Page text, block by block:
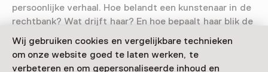
Wij gebruiken cookies en vergelijkbare technieken
om onze website goed te laten werken, te
verbeteren en om gepersonaliseerde inhoud en
persoonlijke verhaal. Hoe belandt een kunstenaar in de
rechtbank? Wat drijft haar? En hoe bepaalt haar blik de
manier waarop wij kijken naar recht en onrecht?